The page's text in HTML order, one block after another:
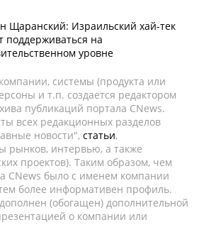
Щаранский: Израильский хай-тек
поддерживаться на
уровне
системы (продукта или
и т.п. создается редактором
публикаций портала CNews.
всех редакционных разделов
новости", статьи,
рынков, интервью, а также
проектов). Таким образом, чем
CNews было с именем компании
более информативен профиль.
(обогащен) дополнительной
о компании или